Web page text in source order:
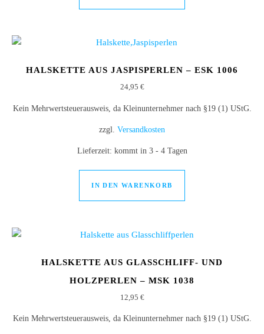
HALSKETTE AUS JASPISPERLEN – ESK 1006
24,95 €
Kein Mehrwertsteuerausweis, da Kleinunternehmer nach §19 (1) UStG.
zzgl. Versandkosten
Lieferzeit: kommt in 3 - 4 Tagen
IN DEN WARENKORB
HALSKETTE AUS GLASSCHLIFF- UND
HOLZPERLEN – MSK 1038
12,95 €
Kein Mehrwertsteuerausweis, da Kleinunternehmer nach §19 (1) UStG.